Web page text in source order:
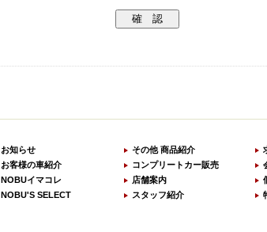
お知らせ
お客様の車紹介
NOBUイマコレ
NOBU'S SELECT
その他 商品紹介
コンプリートカー販売
店舗案内
スタッフ紹介